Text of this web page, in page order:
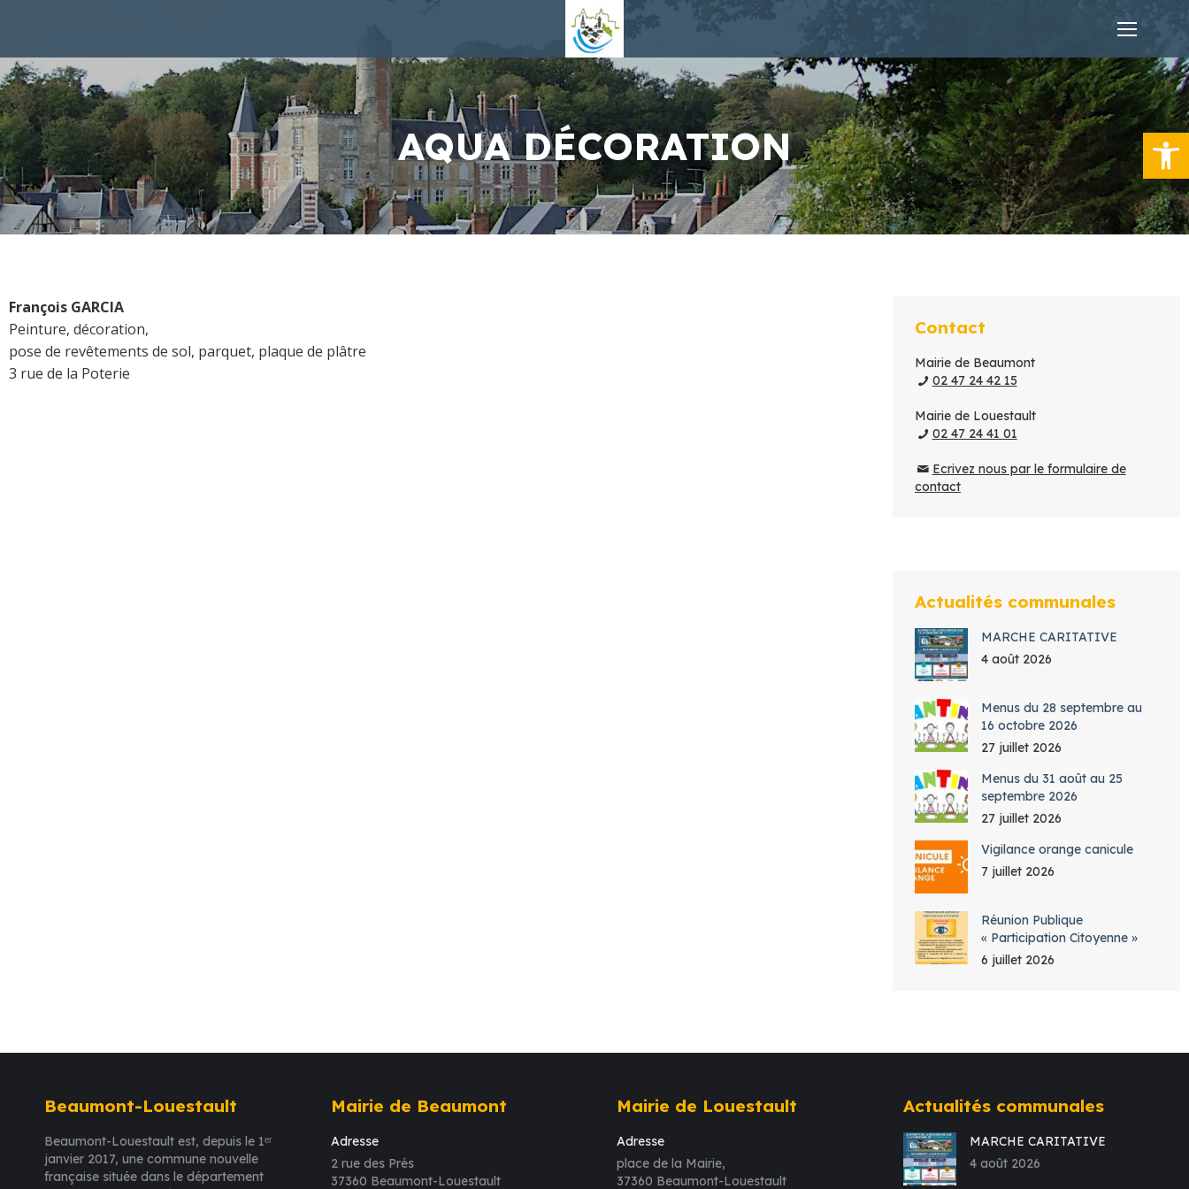
Ouvrir
AQUA DÉCORATION
François GARCIA
Peinture, décoration,
pose de revêtements de sol, parquet, plaque de plâtre
3 rue de la Poterie
Contact
Mairie de Beaumont
02 47 24 42 15
Mairie de Louestault
02 47 24 41 01
Ecrivez nous par le formulaire de
contact
Actualités communales
MARCHE CARITATIVE
4 août 2026
Menus du 28 septembre au
16 octobre 2026
27 juillet 2026
Menus du 31 août au 25
septembre 2026
27 juillet 2026
Vigilance orange canicule
7 juillet 2026
Réunion Publique
« Participation Citoyenne »
6 juillet 2026
Beaumont-Louestault
Beaumont-Louestault est, depuis le 1ᵉʳ
janvier 2017, une commune nouvelle
française située dans le département
Mairie de Beaumont
Adresse
2 rue des Prés
37360 Beaumont-Louestault
Mairie de Louestault
Adresse
place de la Mairie,
37360 Beaumont-Louestault
Actualités communales
MARCHE CARITATIVE
4 août 2026